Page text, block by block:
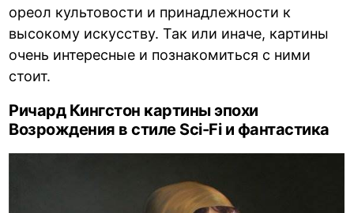
ореол культовости и принадлежности к
высокому искусству. Так или иначе, картины
очень интересные и познакомиться с ними
стоит.
Ричард Кингстон картины эпохи
Возрождения в стиле Sci-Fi и фантастика